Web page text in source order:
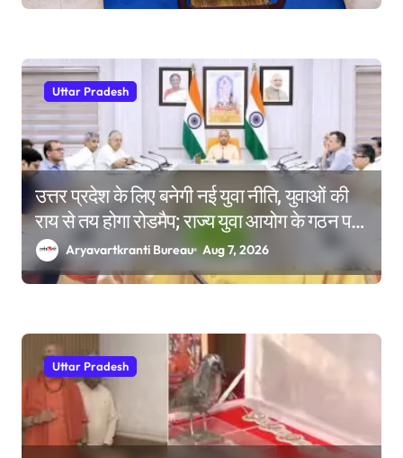
Uttar Pradesh
उत्तर प्रदेश के लिए बनेगी नई युवा नीति, युवाओं की
राय से तय होगा रोडमैप; राज्य युवा आयोग के गठन पर
भी मंथनAryavartkranti Bureau Aug 7, 2026
Uttar Pradesh